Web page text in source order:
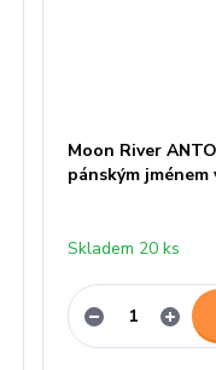
Moon River
pánským
Skladem 20 ks